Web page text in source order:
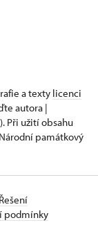
a texty licenci
autora |
Při užití obsahu
památkový
Řešení
podmínky